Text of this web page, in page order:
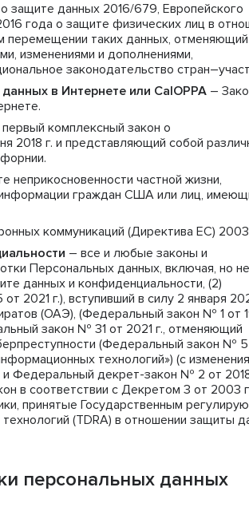
защите данных 2016/679, Европейского
года о защите физических лиц в
перемещении таких данных, отменяющий
изменениями и дополнениями,
законодательство
в Интернете или CalOPPA –
комплексный закон о
2018 г. и представляющий собой
неприкосновенности частной жизни,
граждан США или лиц,
коммуникаций (Директива ЕС)
– все и любые законы и
Персональных данных, включая, но не
данных и конфиденциальности, (2)
2021 г.), вступивший в силу 2 января
(ОАЭ), (Федеральный закон № 1 от
закон № 31 от 2021 г., отменяющий
(Федеральный закон № 5
технологий») (с
Федеральный декрет-закон № 2 от 2018
в соответствии с Декретом 3 от 2003
принятые Государственным
(TDRA) в отношении защиты
персональных данных